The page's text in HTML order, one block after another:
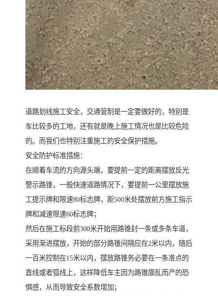
道路划线施工安全，交通管制是一定要做好的，特别是
车比较多的工地，还有就是晚上施工情况也是比较危险
的。而我们也特别注重施工的安全保护措施。
安全防护标准措施：
在顺着车流的方向源头端，要提前一定的距离摆放反光
警示路锥，一般快速道路情况下，要提前一公里摆放施
工提示牌和限速80标志牌，距500米处摆放前方施工指示
牌和减速限速60标志牌；
然后在施工标段前300米开始用路锥封一条或多条车道，
采用渐进摆放，开始的部分路锥间隔应在2米以内，随后
一百米控制在15米以内，摆放路锥务必要在一条准点的
直线或者弧线上，这样降低车主因为路锥廪乱而产的恐
惧感，从而导致安全系数增加；